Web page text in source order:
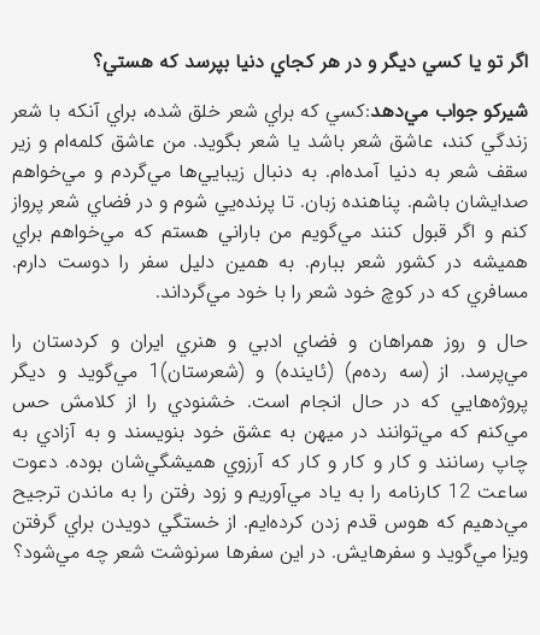
اگر تو يا كسي ديگر و در هر كجاي دنيا بپرسد كه هستي؟
شيركو جواب مي‌دهد:‌كسي كه براي شعر خلق شده،‌ براي آنكه با شعر
زندگي كند،‌ عاشق شعر باشد يا شعر بگويد. من عاشق كلمه‌ام و زير
سقف شعر به دنيا آمده‌ام. به دنبال زيبايي‌ها مي‌گردم و مي‌خواهم
صدايشان باشم. پناهنده زبان. تا پرنده‌يي شوم و در فضاي شعر پرواز
كنم و اگر قبول كنند مي‌گويم من باراني هستم كه مي‌خواهم براي
هميشه در كشور شعر ببارم. به همين دليل سفر را دوست دارم.
مسافري كه در كوچ خود شعر را با خود مي‌گرداند.
حال و روز همراهان و فضاي ادبي و هنري ايران و كردستان را
مي‌پرسد. از (سه رده‌م) (ئاينده) و (شعرستان)1 مي‌گويد و ديگر
پروژه‌هايي كه در حال انجام است. خشنودي را از كلامش حس
مي‌كنم كه مي‌توانند در ميهن به عشق خود بنويسند و به آزادي به
چاپ رسانند و كار و كار و كار كه آرزوي هميشگي‌شان بوده. دعوت
ساعت 12 كارنامه را به ياد مي‌آوريم و زود رفتن را به ماندن ترجيح
مي‌دهيم كه هوس قدم زدن كرده‌ايم. از خستگي دويدن براي گرفتن
ويزا مي‌گويد و سفرهايش. در اين سفرها سرنوشت شعر چه مي‌شود؟